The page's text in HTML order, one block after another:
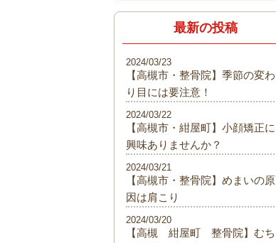
最新の投稿
【高槻市・整骨院】季節の変わ
り目には要注意！
2024/03/23
【高槻市・紺屋町】小顔矯正に
興味ありませんか？
2024/03/22
【高槻市・整骨院】めまいの原
因は肩こり
2024/03/21
【高槻 紺屋町 整骨院】むち
2024/03/20